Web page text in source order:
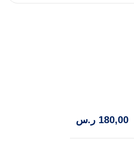
180,00 ر.س